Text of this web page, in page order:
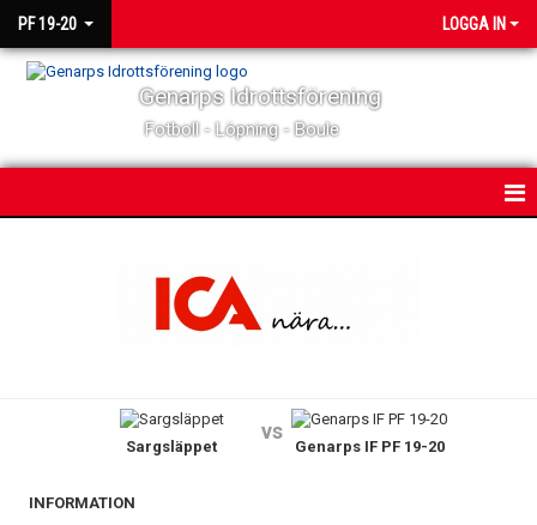
PF 19-20 LOGGA IN
Genarps Idrottsförening
Fotboll - Löpning - Boule
BILDGALLERI
Sargsläppet
vs
Genarps IF PF 19-20
INFORMATION